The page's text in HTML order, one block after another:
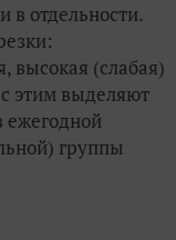
в отдельности.
высокая (слабая)
с этим выделяют
группы